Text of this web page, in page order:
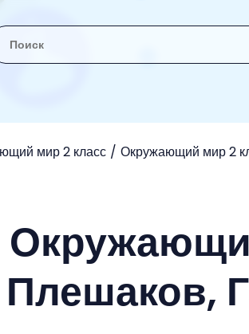
мир 2 класс Окружающий мир 2